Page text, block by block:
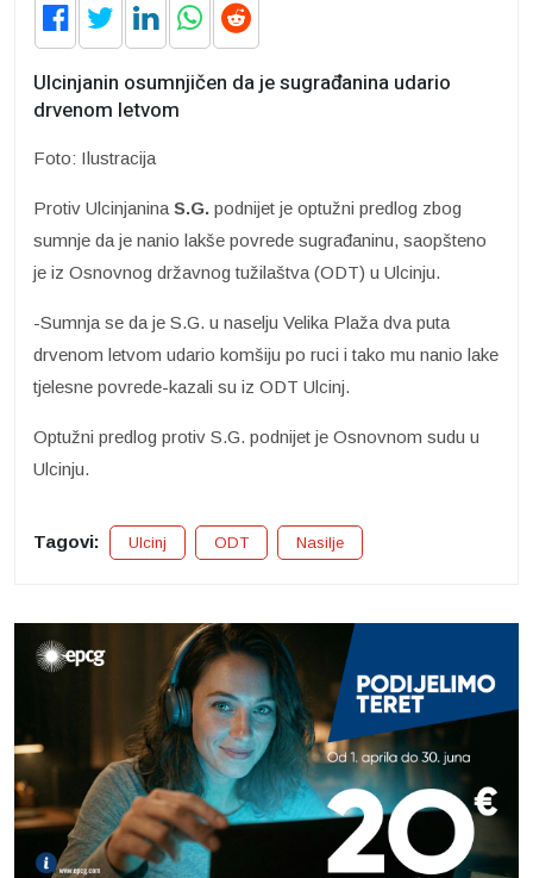
Ulcinjanin osumnjičen da je sugrađanina udario
drvenom letvom
Foto: Ilustracija
Protiv Ulcinjanina S.G. podnijet je optužni predlog zbog
sumnje da je nanio lakše povrede sugrađaninu, saopšteno
je iz Osnovnog državnog tužilaštva (ODT) u Ulcinju.
-Sumnja se da je S.G. u naselju Velika Plaža dva puta
drvenom letvom udario komšiju po ruci i tako mu nanio lake
tjelesne povrede-kazali su iz ODT Ulcinj.
Optužni predlog protiv S.G. podnijet je Osnovnom sudu u
Ulcinju.
Tagovi: Ulcinj ODT Nasilje